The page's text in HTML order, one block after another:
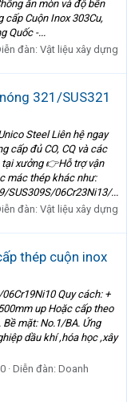
ăn mòn và độ bền
cấp Cuộn Inox 303Cu,
Quốc -...
đàn:Vật liệu xây dựng
321/SUS321
Steel Liên hệ ngay
cấp đủ CO, CQ và các
xưởng 👉Hỗ trợ vận
mác thép khác như:
SUS309S/06Cr23Ni13/...
đàn:Vật liệu xây dựng
thép cuộn inox
06Cr19Ni10 Quy cách: +
up Hoặc cấp theo
mặt: No.1/BA. Ứng
dầu khí ,hóa học ,xây
Diễn đàn: Doanh